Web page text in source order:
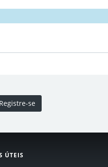
Registre-se
ÚTEIS